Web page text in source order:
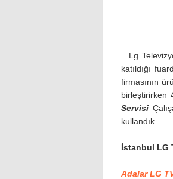
Lg
katıldığı
firmasının
birleştirirken
Servisi
kullandık.
İstanbul LG
Adalar LG